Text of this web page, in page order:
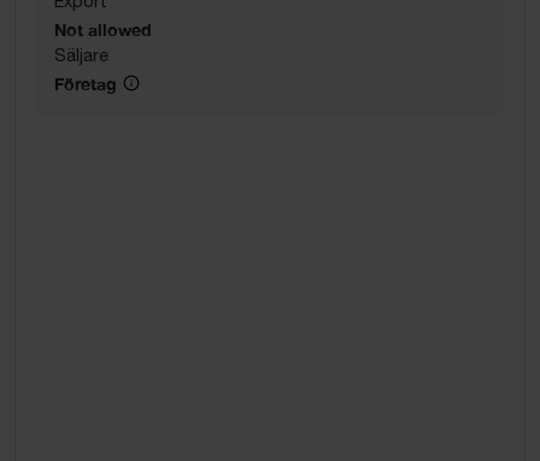
Not allowed
Säljare
Företag